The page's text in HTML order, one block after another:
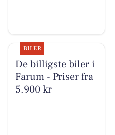
BILER
De billigste biler i
Farum - Priser fra
5.900 kr